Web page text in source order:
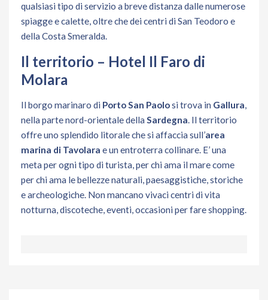
qualsiasi tipo di servizio a breve distanza dalle numerose
spiagge e calette, oltre che dei centri di San Teodoro e
della Costa Smeralda.
Il territorio – Hotel Il Faro di
Molara
Il borgo marinaro di Porto San Paolosi trova in Gallura,
nella parte nord-orientale della Sardegna. Il territorio
offre uno splendido litorale che si affaccia sull’area
marina di Tavolara e un entroterra collinare. E’ una
meta per ogni tipo di turista, per chi ama il mare come
per chi ama le bellezze naturali, paesaggistiche, storiche
e archeologiche. Non mancano vivaci centri di vita
notturna, discoteche, eventi, occasioni per fare shopping.